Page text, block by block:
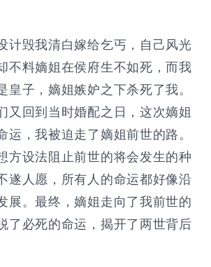
计毁我清白嫁给乞丐，自己风光
不料嫡姐在侯府生不如死，而我
皇子，嫡姐嫉妒之下杀死了我。
又回到当时婚配之日，这次嫡姐
运，我被迫走了嫡姐前世的路。
方设法阻止前世的将会发生的种
遂人愿，所有人的命运都好像沿
展。最终，嫡姐走向了我前世的
了必死的命运，揭开了两世背后